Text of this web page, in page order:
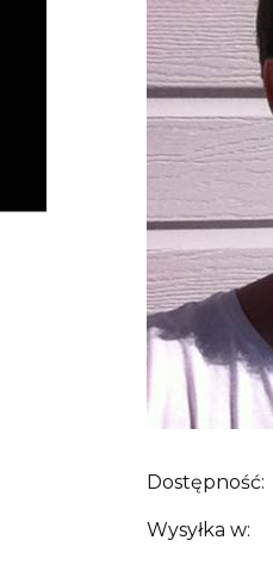
Dostępność:
Wysyłka w: